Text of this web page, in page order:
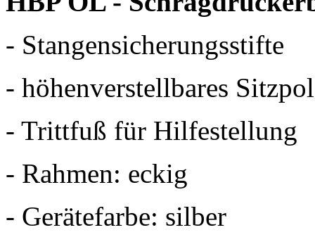
- Stangensicherungsstifte
- höhenverstellbares
- Trittfuß für Hilfestellung
- Rahmen: eckig
- Gerätefarbe: silber